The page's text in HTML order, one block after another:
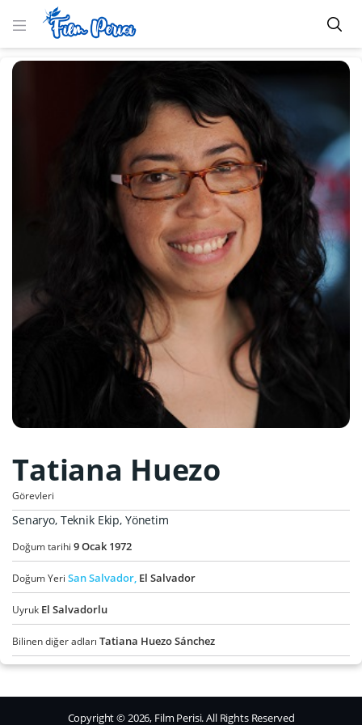
Tatiana Huezo
Görevleri
Senaryo, Teknik Ekip, Yönetim
Doğum tarihi 9Ocak 1972
Doğum Yeri San Salvador, El Salvador
Uyruk El Salvadorlu
Bilinen diğer adları Tatiana Huezo Sánchez
Copyright © 2026, Film Perisi. All Rights Reserved